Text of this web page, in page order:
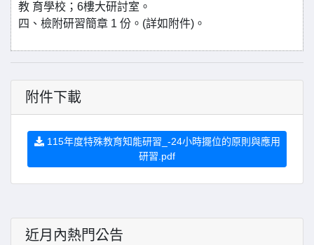
教 育學校；6樓大研討室。
四、檢附研習簡章 1 份。(詳如附件)。
附件下載
115年度特殊教育知能研習_-24小時擺位的原則與應用
研習.pdf
近月內熱門公告